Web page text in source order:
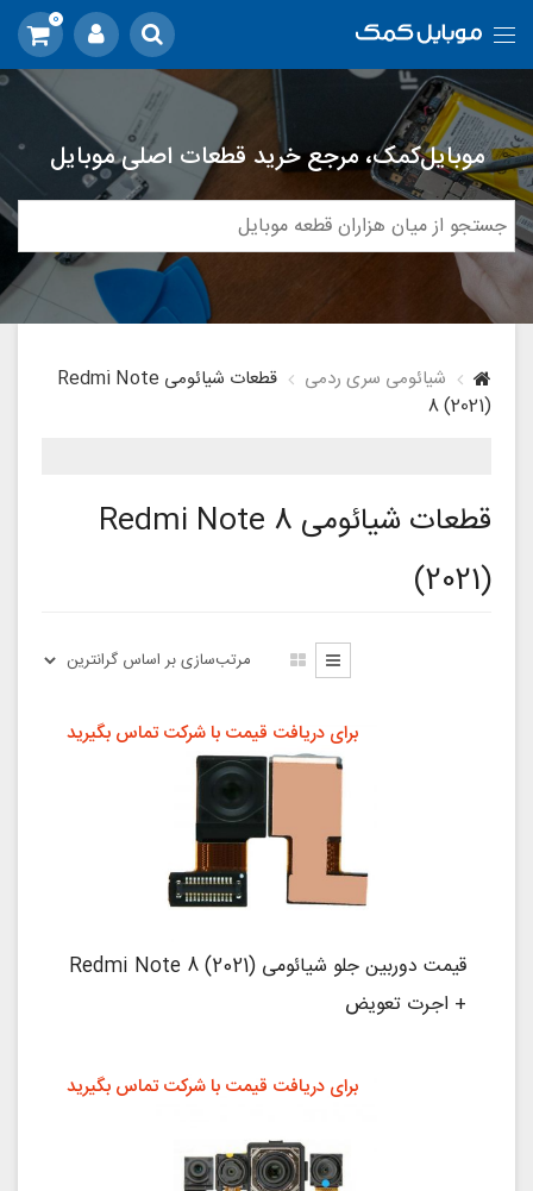
0
موبایل‌کمک، مرجع خرید قطعات اصلی موبایل
شیائومی سری ردمی
قطعات شیائومی Redmi Note
8 (2021)
قطعات شیائومی Redmi Note 8
(2021)
قیمت دوربین جلو شیائومی Redmi Note 8 (2021)
+ اجرت تعویض
برای دریافت قیمت با شرکت تماس بگیرید
برای دریافت قیمت با شرکت تماس بگیرید